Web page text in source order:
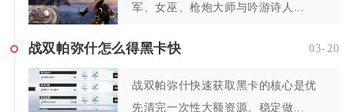
军、女巫、枪炮大师与吟游诗人...
战双帕弥什怎么得黑卡快 03-20
战双帕弥什快速获取黑卡的核心是优
先清完一次性大额资源、稳定做...